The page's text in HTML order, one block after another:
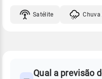
Satélite Chuva
PREVISÃO Qual a previsão